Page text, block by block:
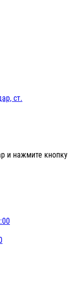
ст.
и нажмите кнопку